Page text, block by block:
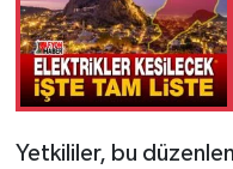
Yetkililer, bu